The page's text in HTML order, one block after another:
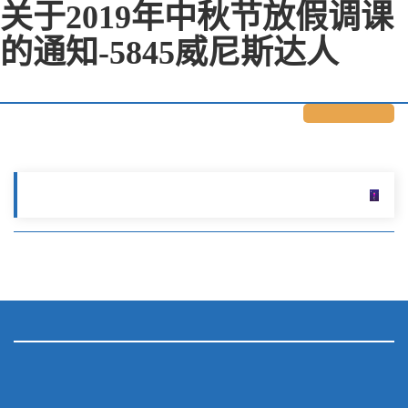
关于2019年中秋节放假调课
的通知-5845威尼斯达人